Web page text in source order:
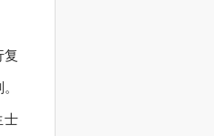
复
士